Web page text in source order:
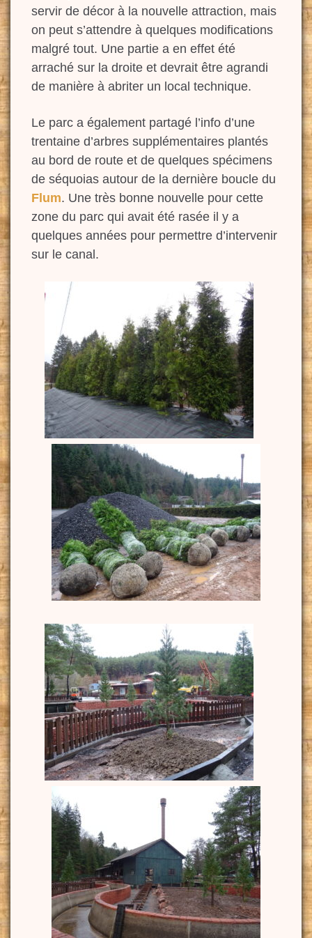
servir de décor à la nouvelle attraction, mais
on peut s’attendre à quelques modifications
malgré tout. Une partie a en effet été
arraché sur la droite et devrait être agrandi
de manière à abriter un local technique.
Le parc a également partagé l’info d’une
trentaine d’arbres supplémentaires plantés
au bord de route et de quelques spécimens
de séquoias autour de la dernière boucle du
Flum. Une très bonne nouvelle pour cette
zone du parc qui avait été rasée il y a
quelques années pour permettre d’intervenir
sur le canal.